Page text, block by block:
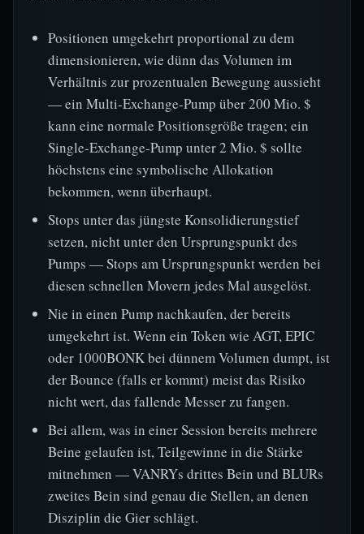
Positionen umgekehrt proportional zu dem
dimensionieren, wie dünn das Volumen im
Verhältnis zur prozentualen Bewegung aussieht
— ein Multi-Exchange-Pump über 200 Mio. $
kann eine normale Positionsgröße tragen; ein
Single-Exchange-Pump unter 2 Mio. $ sollte
höchstens eine symbolische Allokation
bekommen, wenn überhaupt.
Stops unter das jüngste Konsolidierungstief
setzen, nicht unter den Ursprungspunkt des
Pumps — Stops am Ursprungspunkt werden bei
diesen schnellen Movern jedes Mal ausgelöst.
Nie in einen Pump nachkaufen, der bereits
umgekehrt ist. Wenn ein Token wie AGT, EPIC
oder 1000BONK bei dünnem Volumen dumpt, ist
der Bounce (falls er kommt) meist das Risiko
nicht wert, das fallende Messer zu fangen.
Bei allem, was in einer Session bereits mehrere
Beine gelaufen ist, Teilgewinne in die Stärke
mitnehmen — VANRYs drittes Bein und BLURs
zweites Bein sind genau die Stellen, an denen
Disziplin die Gier schlägt.